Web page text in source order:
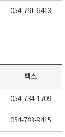
054-791-6413
팩스
054-734-1709
054-783-9415